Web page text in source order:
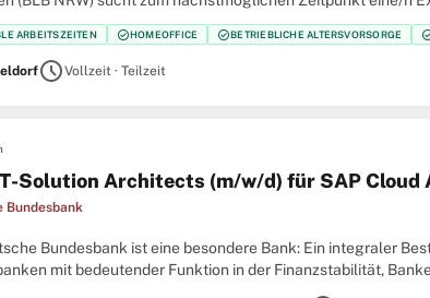
Objektmanagement Der Bau- und
ARBEITSZEITEN check_circleHOMEOFFICE check_circleBETRIEBLICHE ALTERSVORSORGE
scheduleVollzeit · Teilzeit
Solution Architects (m/w/d) für SAP Cloud
Bundesbank
Bundesbank ist eine besondere Bank: Ein integraler
mit bedeutender Funktion in der Finanzstabilität,